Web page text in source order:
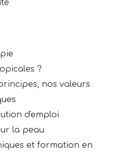
?
nos valeurs
d'emploi
la peau
et formation en